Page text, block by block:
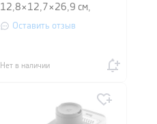
12,8×12,7×26,9 см,
серебристый
Оставить отзыв
Нет в наличии